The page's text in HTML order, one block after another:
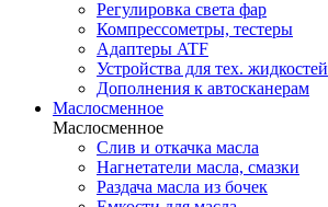
Регулировка света фар
Компрессометры, тестеры
Адаптеры ATF
Устройства для тех. жидкостей
Дополнения к автосканерам
Маслосменное
Маслосменное
Слив и откачка масла
Нагнетатели масла, смазки
Раздача масла из бочек